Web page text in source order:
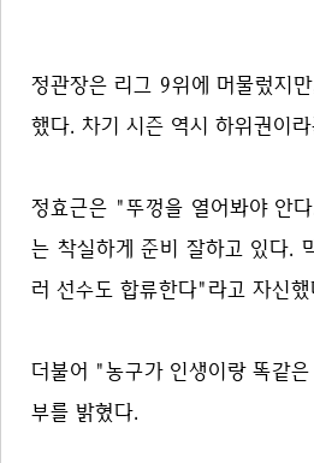
정관장은 리그 9위에 머물렀지
했다. 차기 시즌 역시 하위권이
정효근은 "뚜껑을 열어봐야 안
는 착실하게 준비 잘하고 있다.
러 선수도 합류한다"라고 자신했
더불어 "농구가 인생이랑 똑같
부를 밝혔다.